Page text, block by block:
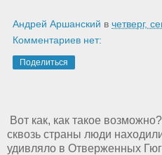
Андрей Аршанский в четверг,
Комментариев нет:
Поделиться
Вот как, как такое
сквозь страны люди
удивляло в Отверженных